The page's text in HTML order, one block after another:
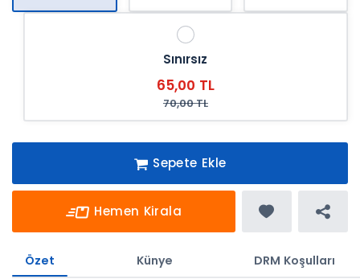
Sınırsız
70,00 TL
65,00 TL
Sepete Ekle
Hemen Kirala
Özet Künye DRM Koşulları